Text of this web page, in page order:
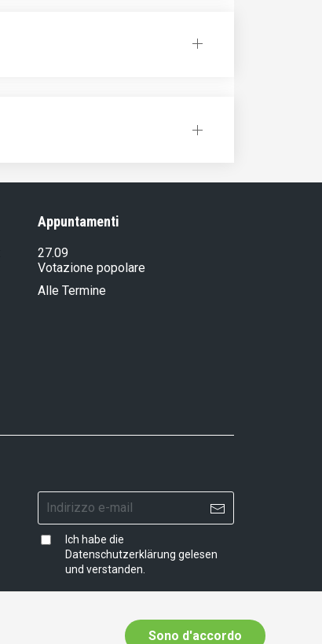
Appuntamenti
27.09
Votazione popolare
Alle Termine
Ich habe die
Datenschutzerklärung gelesen
und verstanden.
Sono d'accordo